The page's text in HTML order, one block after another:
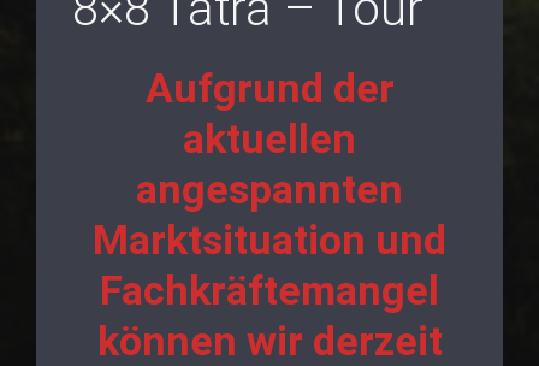
Aufgrund der
aktuellen
angespannten
Marktsituation und
Fachkräftemangel
können wir derzeit